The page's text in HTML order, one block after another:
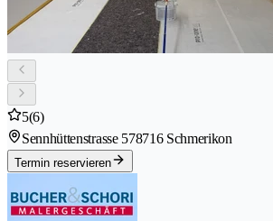
5(6)
Sennhüttenstrasse 578716 Schmerikon
Termin reservieren